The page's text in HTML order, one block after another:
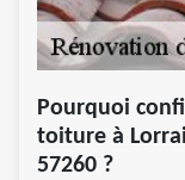
Pourquoi
toiture à
57260 ?